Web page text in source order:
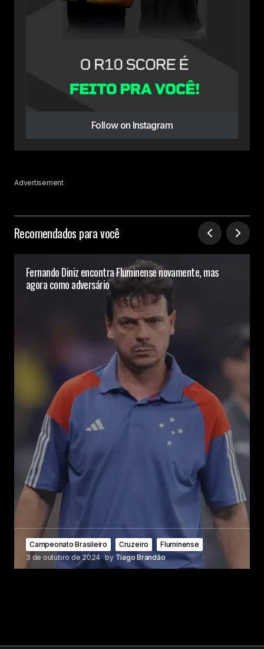
Follow on Instagram
Advertisement
Recomendados para você
Fernando Diniz encontra Fluminense novamente, mas
agora como adversário
Campeonato Brasileiro Cruzeiro
Fluminense
3 de outubro de 2024 by Tiago Brandão